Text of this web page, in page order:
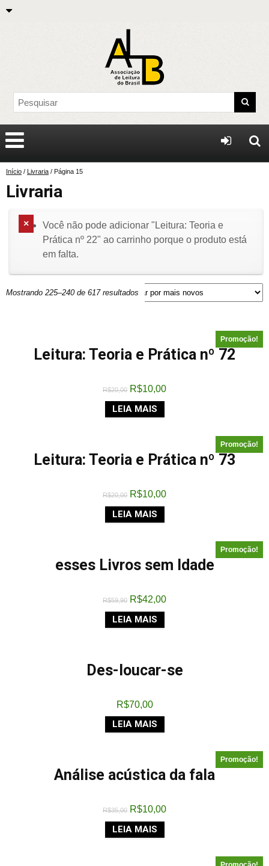
Início / Livraria / Página 15
Livraria
Você não pode adicionar "Leitura: Teoria e
Prática nº 22" ao carrinho porque o produto está
em falta.
Mostrando 225–240 de 617 resultados
Promoção!
Leitura: Teoria e Prática nº 72
R$20,00 R$10,00
LEIA MAIS
Promoção!
Leitura: Teoria e Prática nº 73
R$20,00 R$10,00
LEIA MAIS
Promoção!
esses Livros sem Idade
R$59,90 R$42,00
LEIA MAIS
Des-loucar-se
R$70,00
LEIA MAIS
Promoção!
Análise acústica da fala
R$35,00 R$10,00
LEIA MAIS